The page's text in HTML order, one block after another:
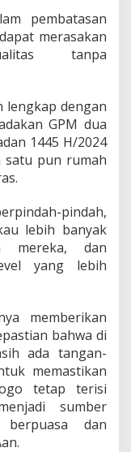
pembatasan
merasakan
tanpa
lengkap dengan
GPM dua
1445 H/2024
satu pun rumah
pindah,
lebih banyak
mereka, dan
yang lebih
memberikan
bahwa di
ada tangan-
memastikan
tetap terisi
sumber
dan